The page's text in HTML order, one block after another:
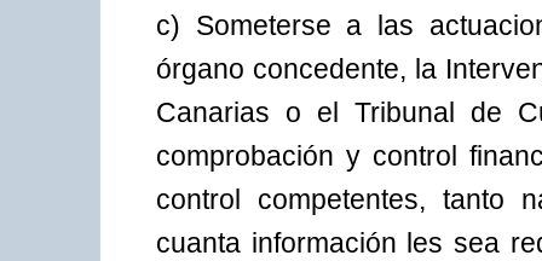
c) Someterse a las
órgano concedente, la
Canarias o el Tribunal de
comprobación y control
control competentes, tanto
cuanta información les sea